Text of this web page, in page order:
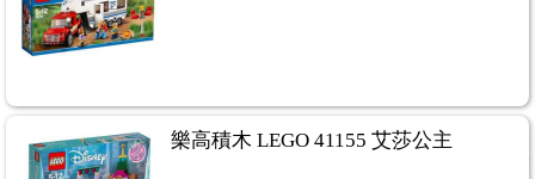
樂高積木 LEGO 41155 艾莎公主